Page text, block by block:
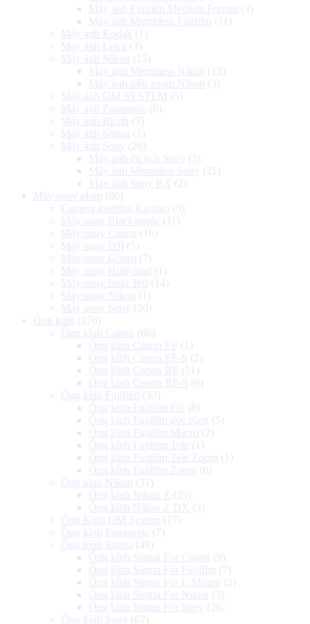
Máy ảnh Fujifilm Medium Format (3)
Máy ảnh Mirrorless Fujifilm (11)
Máy ảnh Kodak (1)
Máy ảnh Leica (3)
Máy ảnh Nikon
(15)
Máy ảnh Mirrorless Nikon
(12)
Máy ảnh siêu zoom Nikon
(3)
Máy ảnh OM SYSTEM (5)
Máy ảnh Panasonic (6)
Máy ảnh Ricoh
(5)
Máy ảnh Sigma (1)
Máy ảnh Sony (26)
Máy ảnh du lịch Sony (3)
Máy ảnh Mirrorless Sony (21)
Máy ảnh Sony RX (2)
Máy quay phim (80)
Camera meeting Kandao (5)
Máy quay Blackmagic (11)
Máy quay Canon
(16)
Máy quay DJI (5)
Máy quay Gopro (7)
Máy quay Hollyland
(1)
Máy quay Insta 360 (14)
Máy quay Nikon
(1)
Máy quay Sony (20)
Ống kính
(276)
Ống kính Canon
(60)
Ống kính Canon EF
(1)
Ống kính Canon EF-S (2)
Ống kính Canon RF
(51)
Ống kính Canon RF-S (6)
Ống kính Fujifilm (32)
Ống kính Fujifilm Fix (8)
Ống kính Fujifilm góc rộng (5)
Ống kính Fujifilm Macro (2)
Ống kính Fujifilm Tele (1)
Ống kính Fujifilm Tele Zoom (1)
Ống kính Fujifilm Zoom (6)
Ống kính Nikon
(31)
Ống kính Nikon Z (25)
Ống kính Nikon Z DX (3)
Ống Kính OM System (17)
Ống kính Panasonic (7)
Ống kính Sigma (48)
Ống kính Sigma For Canon
(9)
Ống kính Sigma For Fujifilm (7)
Ống kính Sigma For L-Mount (2)
Ống kính Sigma For Nikon
(3)
Ống kính Sigma For Sony (26)
Ống kính Sony (67)